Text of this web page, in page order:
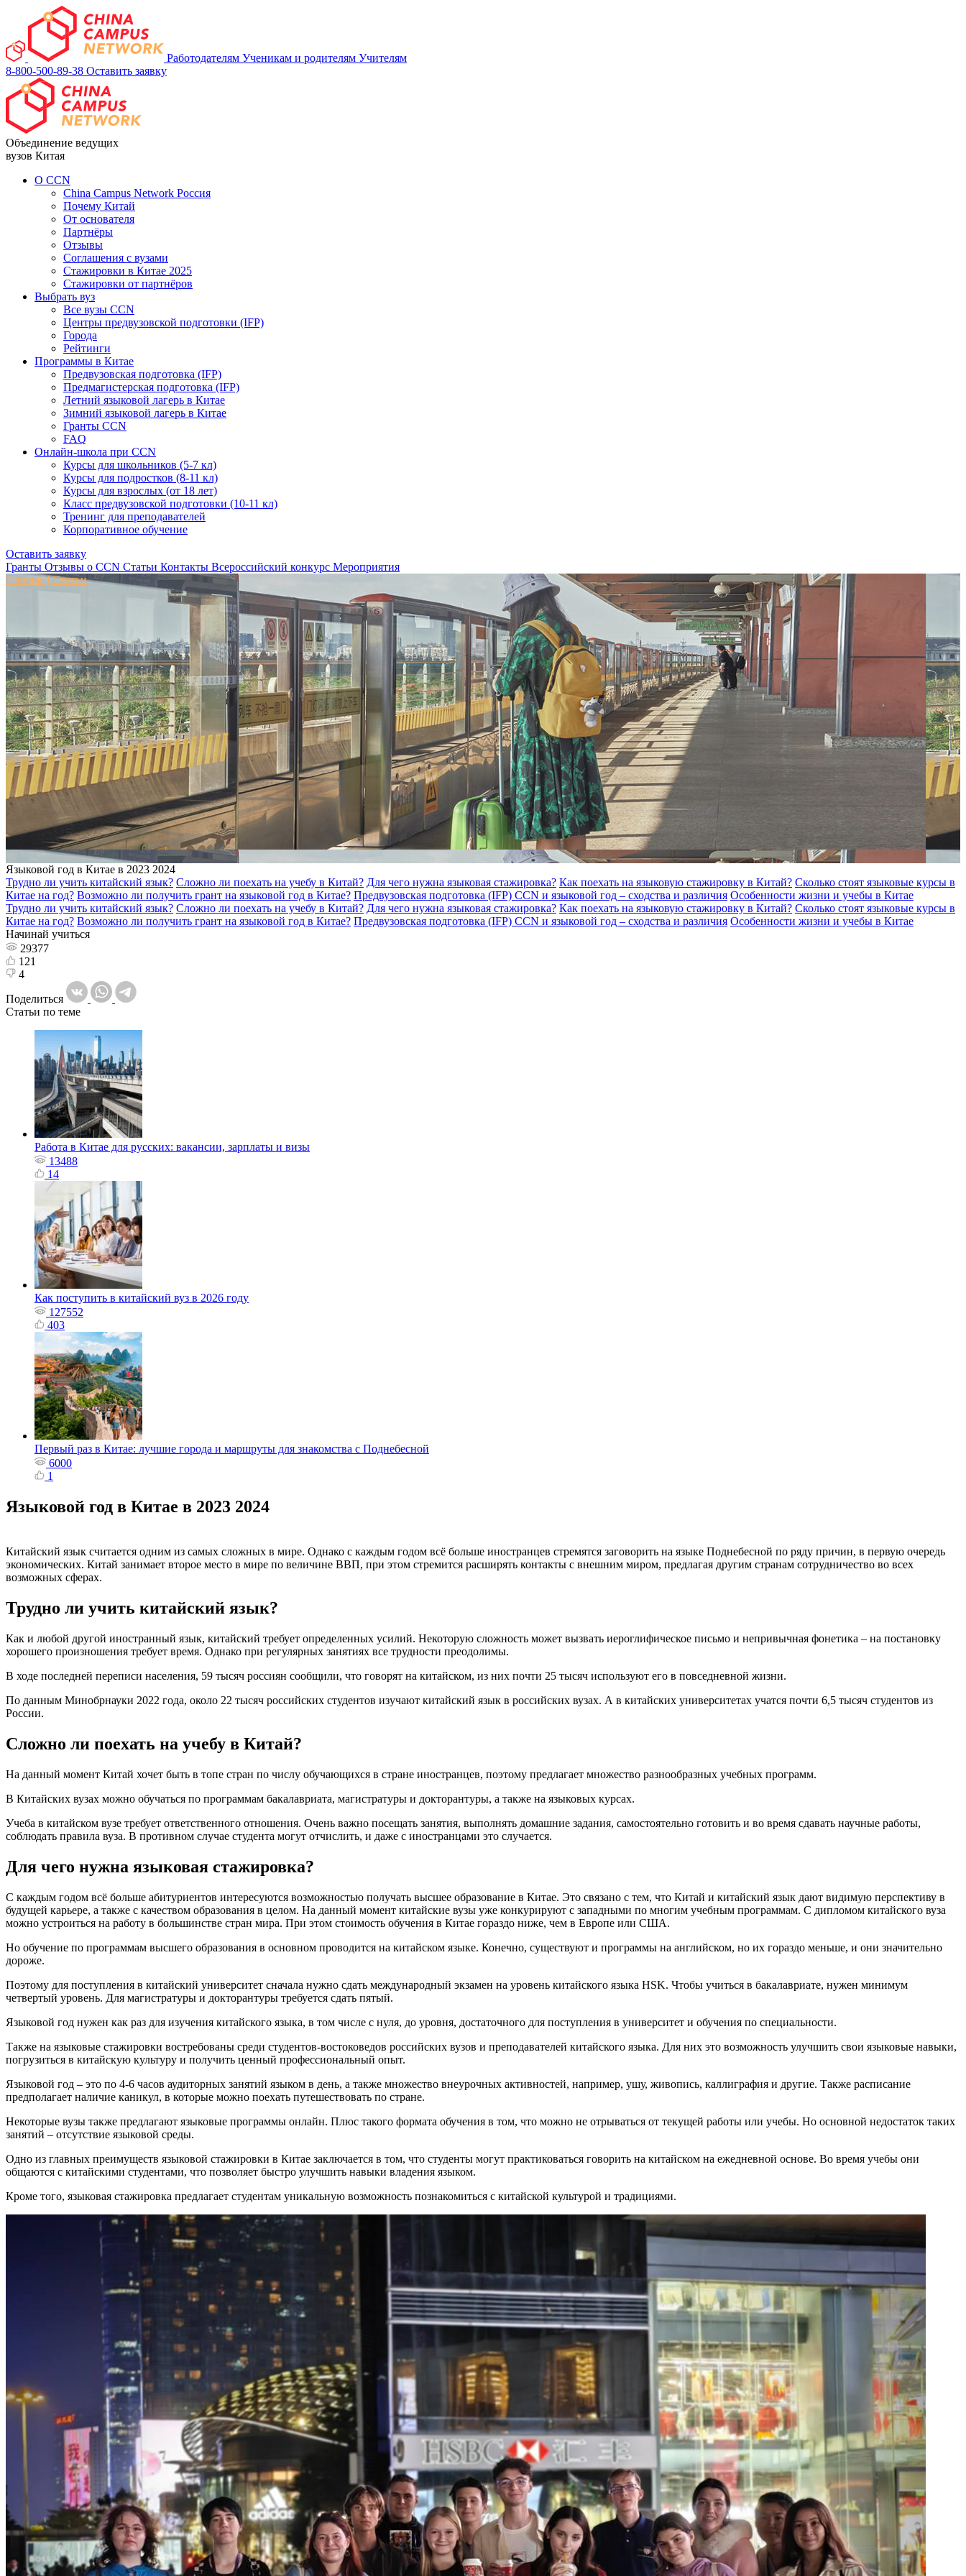
Работодателям Ученикам и родителям Учителям
8-800-500-89-38 Оставить заявку
Объединение ведущих
вузов Китая
О ССN
China Campus Network Россия
Почему Китай
От основателя
Партнёры
Отзывы
Соглашения с вузами
Стажировки в Китае 2025
Стажировки от партнёров
Выбрать вуз
Все вузы CCN
Центры предвузовской подготовки (IFP)
Города
Рейтинги
Программы в Китае
Предвузовская подготовка (IFP)
Предмагистерская подготовка (IFP)
Летний языковой лагерь в Китае
Зимний языковой лагерь в Китае
Гранты CCN
FAQ
Онлайн-школа при CCN
Курсы для школьников (5-7 кл)
Курсы для подростков (8-11 кл)
Курсы для взрослых (от 18 лет)
Класс предвузовской подготовки (10-11 кл)
Тренинг для преподавателей
Корпоративное обучение
Оставить заявку
Гранты Отзывы о CCN Статьи Контакты Всероссийский конкурс Мероприятия
Главная|Статьи
Языковой год в Китае в 2023 2024
Трудно ли учить китайский язык? Сложно ли поехать на учебу в Китай? Для чего нужна языковая стажировка? Как поехать на языковую стажировку в Китай? Сколько стоят языковые курсы в
Китае на год? Возможно ли получить грант на языковой год в Китае? Предвузовская подготовка (IFP) CCN и языковой год – сходства и различия Особенности жизни и учебы в Китае
Трудно ли учить китайский язык? Сложно ли поехать на учебу в Китай? Для чего нужна языковая стажировка? Как поехать на языковую стажировку в Китай? Сколько стоят языковые курсы в
Китае на год? Возможно ли получить грант на языковой год в Китае? Предвузовская подготовка (IFP) CCN и языковой год – сходства и различия Особенности жизни и учебы в Китае
Начинай учиться
29377
121
4
Поделиться
Статьи по теме
Работа в Китае для русских: вакансии, зарплаты и визы
13488
14
Как поступить в китайский вуз в 2026 году
127552
403
Первый раз в Китае: лучшие города и маршруты для знакомства с Поднебесной
6000
1
Языковой год в Китае в 2023 2024
Китайский язык считается одним из самых сложных в мире. Однако с каждым годом всё больше иностранцев стремятся заговорить на языке Поднебесной по ряду причин, в первую очередь
экономических. Китай занимает второе место в мире по величине ВВП, при этом стремится расширять контакты с внешним миром, предлагая другим странам сотрудничество во всех
возможных сферах.
Трудно ли учить китайский язык?
Как и любой другой иностранный язык, китайский требует определенных усилий. Некоторую сложность может вызвать иероглифическое письмо и непривычная фонетика – на постановку
хорошего произношения требует время. Однако при регулярных занятиях все трудности преодолимы.
В ходе последней переписи населения, 59 тысяч россиян сообщили, что говорят на китайском, из них почти 25 тысяч используют его в повседневной жизни.
По данным Минобрнауки 2022 года, около 22 тысяч российских студентов изучают китайский язык в российских вузах. А в китайских университетах учатся почти 6,5 тысяч студентов из
России.
Сложно ли поехать на учебу в Китай?
На данный момент Китай хочет быть в топе стран по числу обучающихся в стране иностранцев, поэтому предлагает множество разнообразных учебных программ.
В Китайских вузах можно обучаться по программам бакалавриата, магистратуры и докторантуры, а также на языковых курсах.
Учеба в китайском вузе требует ответственного отношения. Очень важно посещать занятия, выполнять домашние задания, самостоятельно готовить и во время сдавать научные работы,
соблюдать правила вуза. В противном случае студента могут отчислить, и даже с иностранцами это случается.
Для чего нужна языковая стажировка?
С каждым годом всё больше абитуриентов интересуются возможностью получать высшее образование в Китае. Это связано с тем, что Китай и китайский язык дают видимую перспективу в
будущей карьере, а также с качеством образования в целом. На данный момент китайские вузы уже конкурируют с западными по многим учебным программам. С дипломом китайского вуза
можно устроиться на работу в большинстве стран мира. При этом стоимость обучения в Китае гораздо ниже, чем в Европе или США.
Но обучение по программам высшего образования в основном проводится на китайском языке. Конечно, существуют и программы на английском, но их гораздо меньше, и они значительно
дороже.
Поэтому для поступления в китайский университет сначала нужно сдать международный экзамен на уровень китайского языка HSK. Чтобы учиться в бакалавриате, нужен минимум
четвертый уровень. Для магистратуры и докторантуры требуется сдать пятый.
Языковой год нужен как раз для изучения китайского языка, в том числе с нуля, до уровня, достаточного для поступления в университет и обучения по специальности.
Также на языковые стажировки востребованы среди студентов-востоковедов российских вузов и преподавателей китайского языка. Для них это возможность улучшить свои языковые навыки,
погрузиться в китайскую культуру и получить ценный профессиональный опыт.
Языковой год – это по 4-6 часов аудиторных занятий языком в день, а также множество внеурочных активностей, например, ушу, живопись, каллиграфия и другие. Также расписание
предполагает наличие каникул, в которые можно поехать путешествовать по стране.
Некоторые вузы также предлагают языковые программы онлайн. Плюс такого формата обучения в том, что можно не отрываться от текущей работы или учебы. Но основной недостаток таких
занятий – отсутствие языковой среды.
Одно из главных преимуществ языковой стажировки в Китае заключается в том, что студенты могут практиковаться говорить на китайском на ежедневной основе. Во время учебы они
общаются с китайскими студентами, что позволяет быстро улучшить навыки владения языком.
Кроме того, языковая стажировка предлагает студентам уникальную возможность познакомиться с китайской культурой и традициями.